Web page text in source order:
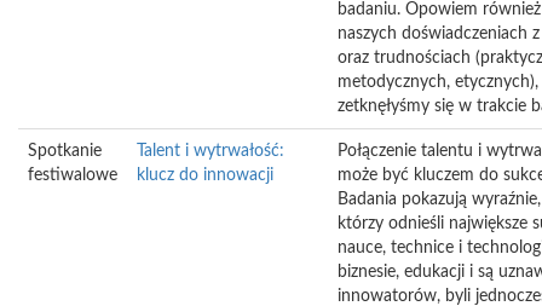
badaniu. Opowiem
naszych doświadczeniach
oraz trudnościach
metodycznych, etycznych),
zetknęłyśmy się w trakcie
Spotkanie
festiwalowe
Talent i wytrwałość:
klucz do innowacji
Połączenie talentu i
może być kluczem do
Badania pokazują
którzy odnieśli największe
nauce, technice i
biznesie, edukacji i są
innowatorów, byli